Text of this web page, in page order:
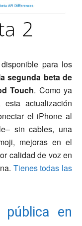
para los
segunda beta de
Touch. Como ya
actualización
el iPhone al
sin cables, una
mejoras en el
calidad de voz en
Tienes todas las
en